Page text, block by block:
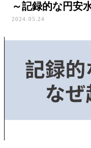
～記録的な円安
2024.05.24